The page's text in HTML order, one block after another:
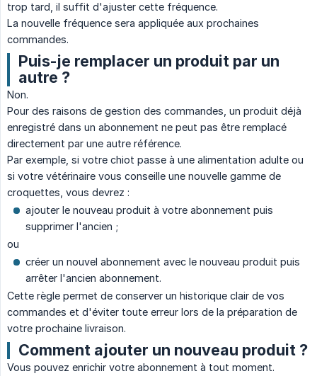
trop tard, il suffit d'ajuster cette fréquence.
La nouvelle fréquence sera appliquée aux prochaines
commandes.
Puis-je remplacer un produit par un
autre ?
Non.
Pour des raisons de gestion des commandes, un produit déjà
enregistré dans un abonnement ne peut pas être remplacé
directement par une autre référence.
Par exemple, si votre chiot passe à une alimentation adulte ou
si votre vétérinaire vous conseille une nouvelle gamme de
croquettes, vous devrez :
ajouter le nouveau produit à votre abonnement puis
supprimer l'ancien ;
ou
créer un nouvel abonnement avec le nouveau produit puis
arrêter l'ancien abonnement.
Cette règle permet de conserver un historique clair de vos
commandes et d'éviter toute erreur lors de la préparation de
votre prochaine livraison.
Comment ajouter un nouveau produit ?
Vous pouvez enrichir votre abonnement à tout moment.